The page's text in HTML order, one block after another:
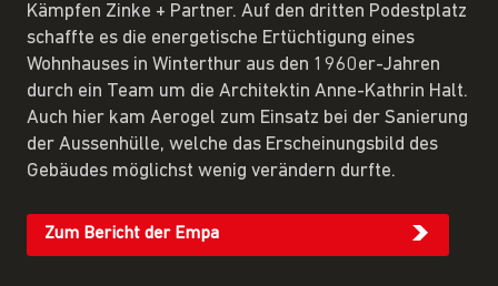
Kämpfen Zinke + Partner. Auf den dritten Podestplatz
schaffte es die energetische Ertüchtigung eines
Wohnhauses in Winterthur aus den 1960er-Jahren
durch ein Team um die Architektin Anne-Kathrin Halt.
Auch hier kam Aerogel zum Einsatz bei der Sanierung
der Aussenhülle, welche das Erscheinungsbild des
Gebäudes möglichst wenig verändern durfte.
Zum Bericht der Empa